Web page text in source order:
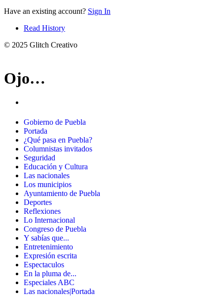
Have an existing account? Sign In
Read History
© 2025 Glitch Creativo
Ojo…
Gobierno de Puebla
Portada
¿Qué pasa en Puebla?
Columnistas invitados
Seguridad
Educación y Cultura
Las nacionales
Los municipios
Ayuntamiento de Puebla
Deportes
Reflexiones
Lo Internacional
Congreso de Puebla
Y sabías que...
Entretenimiento
Expresión escrita
Espectaculos
En la pluma de...
Especiales ABC
Las nacionales|Portada